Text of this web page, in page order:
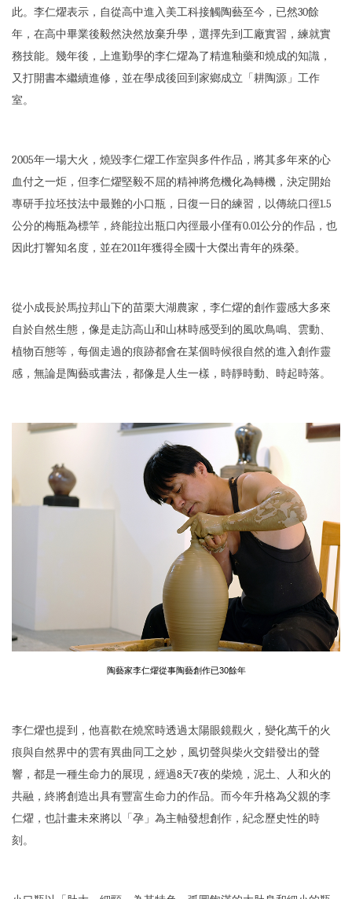
此。李仁燿表示，自從高中進入美工科接觸陶藝至今，已然30餘
年，在高中畢業後毅然決然放棄升學，選擇先到工廠實習，練就實
務技能。幾年後，上進勤學的李仁燿為了精進釉藥和燒成的知識，
又打開書本繼續進修，並在學成後回到家鄉成立「耕陶源」工作
室。
2005年一場大火，燒毀李仁燿工作室與多件作品，將其多年來的心
血付之一炬，但李仁燿堅毅不屈的精神將危機化為轉機，決定開始
專研手拉坯技法中最難的小口瓶，日復一日的練習，以傳統口徑1.5
公分的梅瓶為標竿，終能拉出瓶口內徑最小僅有0.01公分的作品，也
因此打響知名度，並在2011年獲得全國十大傑出青年的殊榮。
從小成長於馬拉邦山下的苗栗大湖農家，李仁燿的創作靈感大多來
自於自然生態，像是走訪高山和山林時感受到的風吹鳥鳴、雲動、
植物百態等，每個走過的痕跡都會在某個時候很自然的進入創作靈
感，無論是陶藝或書法，都像是人生一樣，時靜時動、時起時落。
陶藝家李仁燿從事陶藝創作已30餘年
李仁燿也提到，他喜歡在燒窯時透過太陽眼鏡觀火，變化萬千的火
痕與自然界中的雲有異曲同工之妙，風切聲與柴火交錯發出的聲
響，都是一種生命力的展現，經過8天7夜的柴燒，泥土、人和火的
共融，終將創造出具有豐富生命力的作品。而今年升格為父親的李
仁燿，也計畫未來將以「孕」為主軸發想創作，紀念歷史性的時
刻。